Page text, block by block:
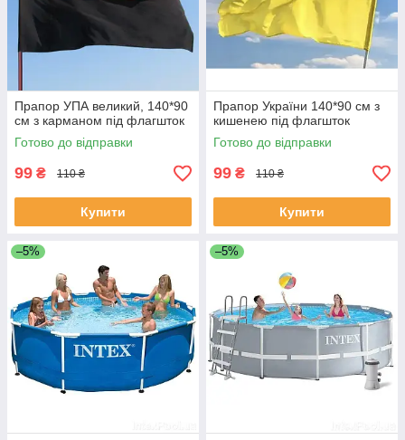
Прапор УПА великий, 140*90
см з карманом під флагшток
Готово до відправки
99 ₴ 110 ₴
Купити
Прапор України 140*90 см з
кишенею під флагшток
Готово до відправки
99 ₴ 110 ₴
Купити
–5% –5%